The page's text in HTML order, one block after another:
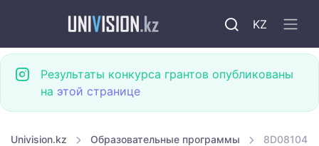
KZ
Результаты конкурса грантов опубликованы
на этой странице
Univision.kz Образовательные программы 8D08104